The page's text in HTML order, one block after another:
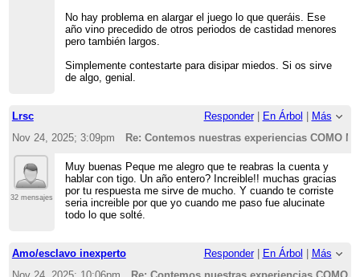
No hay problema en alargar el juego lo que queráis. Ese
año vino precedido de otros periodos de castidad menores
pero también largos.
Simplemente contestarte para disipar miedos. Si os sirve
de algo, genial.
Lrsc Responder| En Árbol
Más
Nov 24, 2025; 3:09pm
Re: Contemos nuestras experiencias COMO
32 mensajes
Muy buenas Peque me alegro que te reabras la cuenta y
hablar con tigo. Un año entero? Increible!! muchas gracias
por tu respuesta me sirve de mucho. Y cuando te corriste
seria increible por que yo cuando me paso fue alucinate
todo lo que solté.
Amo/esclavo inexperto Responder| En Árbol
Más